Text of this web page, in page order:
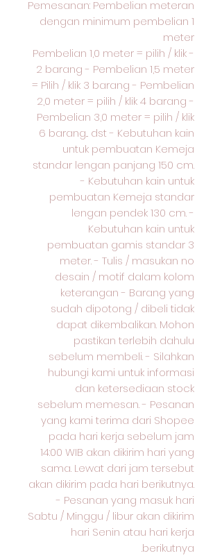
Pemesanan: Pembelian meteran
dengan minimum pembelian 1
meter
- Pembelian 1,0 meter = pilih / klik
2 barang - Pembelian 1,5 meter
= Pilih / klik 3 barang - Pembelian
2,0 meter = pilih / klik 4 barang -
Pembelian 3,0 meter = pilih / klik
6 barang... dst - Kebutuhan kain
untuk pembuatan Kemeja
standar lengan panjang 150 cm.
- Kebutuhan kain untuk
pembuatan Kemeja standar
lengan pendek 130 cm. -
Kebutuhan kain untuk
pembuatan gamis standar 3
meter. - Tulis / masukan no
desain / motif dalam kolom
keterangan - Barang yang
sudah dipotong / dibeli tidak
dapat dikembalikan. Mohon
pastikan terlebih dahulu
sebelum membeli. - Silahkan
hubungi kami untuk informasi
dan ketersediaan stock
sebelum memesan. - Pesanan
yang kami terima dari Shopee
pada hari kerja sebelum jam
14:00 WIB akan dikirim hari yang
sama. Lewat dari jam tersebut
akan dikirim pada hari berikutnya.
- Pesanan yang masuk hari
Sabtu / Minggu / libur akan dikirim
hari Senin atau hari kerja
berikutnya.